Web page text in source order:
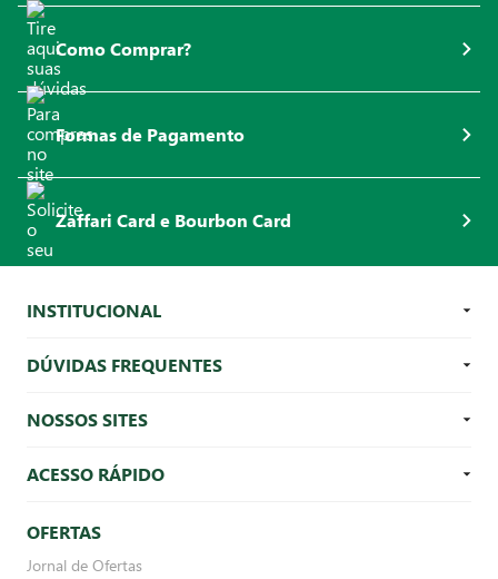
Como Comprar?
Formas de Pagamento
Zaffari Card e Bourbon Card
INSTITUCIONAL
DÚVIDAS FREQUENTES
NOSSOS SITES
ACESSO RÁPIDO
OFERTAS
Jornal de Ofertas